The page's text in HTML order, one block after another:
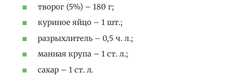
творог (5%) – 180 г;
куриное яйцо – 1 шт.;
разрыхлитель – 0,5 ч. л.;
манная крупа – 1 ст. л.;
сахар – 1 ст. л.